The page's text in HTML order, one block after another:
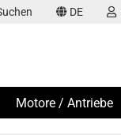
DE
Motore / Antriebe